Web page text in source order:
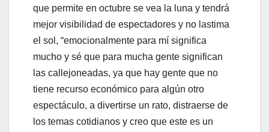
que permite en octubre se vea la luna y tendrá
mejor visibilidad de espectadores y no lastima
el sol, “emocionalmente para mí significa
mucho y sé que para mucha gente significan
las callejoneadas, ya que hay gente que no
tiene recurso económico para algún otro
espectáculo, a divertirse un rato, distraerse de
los temas cotidianos y creo que este es un